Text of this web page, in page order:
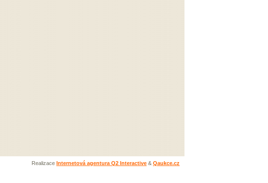
Realizace Internetová agentura Q2 Interactive & Qaukce.cz